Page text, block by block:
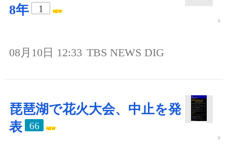
8年
1
08月10日 12:33 TBS NEWS DIG
琵琶湖で花火大会、中止を発
表
66